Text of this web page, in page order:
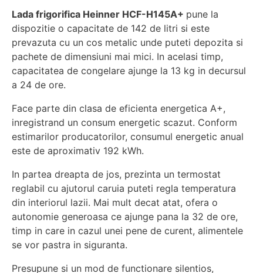
Lada frigorifica Heinner HCF-H145A+ pune la
dispozitie o capacitate de 142 de litri si este
prevazuta cu un cos metalic unde puteti depozita si
pachete de dimensiuni mai mici. In acelasi timp,
capacitatea de congelare ajunge la 13 kg in decursul
a 24 de ore.
Face parte din clasa de eficienta energetica A+,
inregistrand un consum energetic scazut. Conform
estimarilor producatorilor, consumul energetic anual
este de aproximativ 192 kWh.
In partea dreapta de jos, prezinta un termostat
reglabil cu ajutorul caruia puteti regla temperatura
din interiorul lazii. Mai mult decat atat, ofera o
autonomie generoasa ce ajunge pana la 32 de ore,
timp in care in cazul unei pene de curent, alimentele
se vor pastra in siguranta.
Presupune si un mod de functionare silentios,